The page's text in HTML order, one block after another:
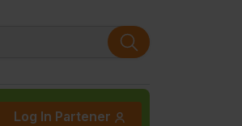
Log In Partener